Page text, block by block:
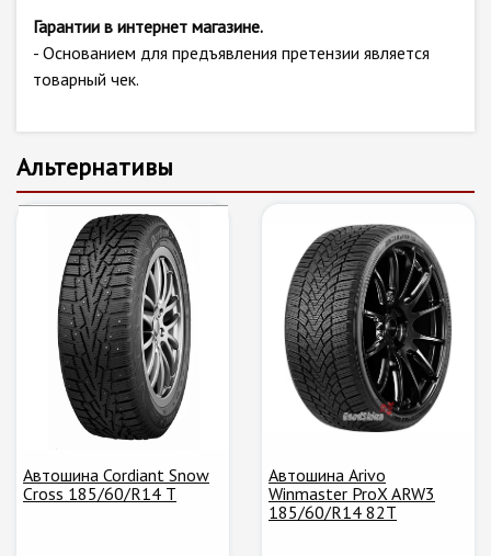
Гарантии в интернет магазине.
- Основанием для предъявления претензии является
товарный чек.
Альтернативы
Автошина Cordiant Snow
Cross 185/60/R14 T
Автошина Arivo
Winmaster ProX ARW3
185/60/R14 82T